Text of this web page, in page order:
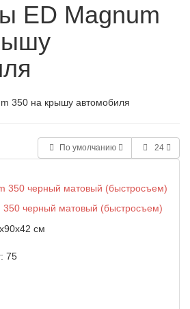
ED Magnum
По умолчанию 24
350 черный матовый (быстросъем)
см
75